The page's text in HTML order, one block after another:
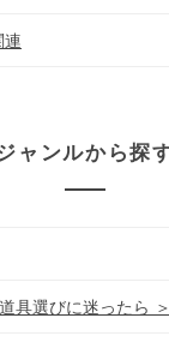
連
ャンルから探
具選びに迷ったら ＞